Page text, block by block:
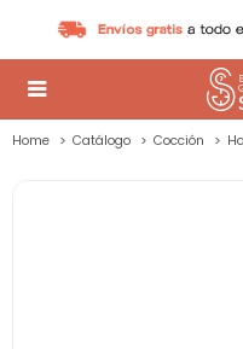

Home Catálogo Cocción